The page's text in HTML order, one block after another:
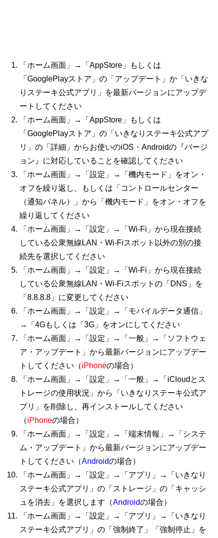
「ホーム画面」→「AppStore」もしくは
「GooglePlayストア」の「アップデート」か「いきな
りステーキ公式アプリ」を最新バージョンにアップデ
ートしてください
「ホーム画面」→「AppStore」もしくは
「GooglePlayストア」の「いきなりステーキ公式アプ
リ」の「詳細」からお使いのiOS・Androidの『バージ
ョン』に対応していることを確認してください
「ホーム画面」→「設定」→「機内モード」をオン・
オフを繰り返し、もしくは「コントロールセンター
（通知パネル）」から「機内モード」をオン・オフを
繰り返してください
「ホーム画面」→「設定」→「Wi-Fi」から現在接続
している公衆無線LAN・Wi-Fiスポット以外の別の接
続先を選択してください
「ホーム画面」→「設定」→「Wi-Fi」から現在接続
している公衆無線LAN・Wi-Fiスポットの「DNS」を
「8.8.8.8」に変更してください
「ホーム画面」→「設定」→「モバイルデータ通信」
→「4Gもしくは「3G」をオンにしてください
「ホーム画面」→「設定」→「一般」→「ソフトウェ
ア・アップデート」から最新バージョンにアップデー
トしてください（iPhoneの場合）
「ホーム画面」→「設定」→「一般」→「iCloudとス
トレージの使用状況」から「いきなりステーキ公式ア
プリ」を削除し、再インストールしてください
（iPhoneの場合）
「ホーム画面」→「設定」→「端末情報」→「システ
ム・アップデート」から最新バージョンにアップデー
トしてください（Androidの場合）
「ホーム画面」→「設定」→「アプリ」→「いきなり
ステーキ公式アプリ」の「ストレージ」の「キャッシ
ュを消去」を選択します（Androidの場合）
「ホーム画面」→「設定」→「アプリ」→「いきなり
ステーキ公式アプリ」の「強制終了」「強制停止」を